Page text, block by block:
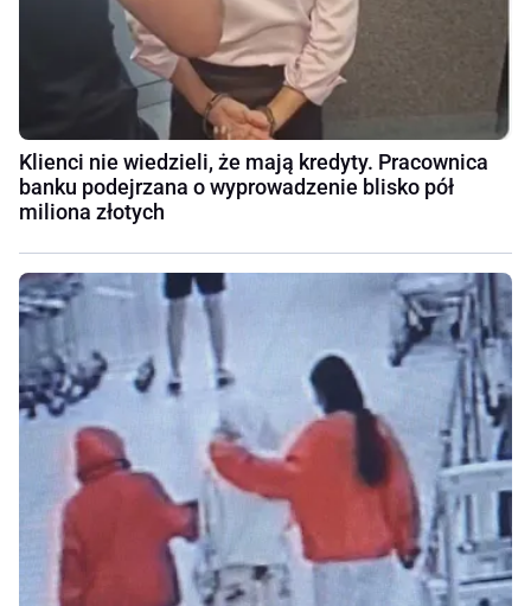
Klienci nie wiedzieli, że mają kredyty. Pracownica
banku podejrzana o wyprowadzenie blisko pół
miliona złotych